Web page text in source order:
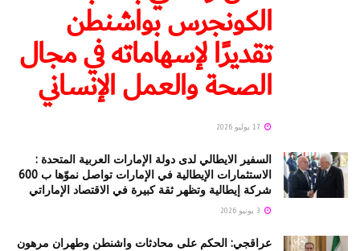
الكونجرس بواشنطن
تقديرًا لإسهاماته في مجال
الصحة والعمل الإنساني
السفير الايطالي لدى دولة الإمارات العربية المتحدة :
الاستثمارات الإيطالية في الإمارات تواصل نموّها ب 600
شركة إيطالية وتظهر ثقة كبيرة في الاقتصاد الإماراتي
عراقجي: الحكم على محادثات واشنطن وطهران مرهون